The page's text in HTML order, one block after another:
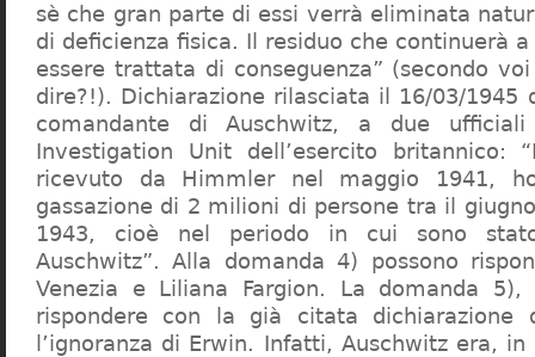
sè che gran parte di essi verrà eliminata
di deficienza fisica. Il residuo che continuerà
essere trattata di conseguenza” (secondo
dire?!). Dichiarazione rilasciata il 16/03/1945
comandante di Auschwitz, a due
Investigation Unit dell’esercito britannico:
ricevuto da Himmler nel maggio 1941,
gassazione di 2 milioni di persone tra il
1943, cioè nel periodo in cui sono
Auschwitz”. Alla domanda 4) possono
Venezia e Liliana Fargion. La domanda
rispondere con la già citata dichiarazione
l’ignoranza di Erwin. Infatti, Auschwitz era,